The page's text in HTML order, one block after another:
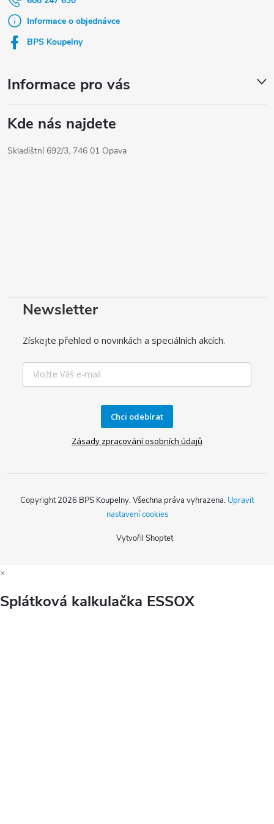
Informace o objednávce
BPS Koupelny
Informace pro vás
Kde nás najdete
Skladištní 692/3, 746 01 Opava
Newsletter
Získejte přehled o novinkách a speciálních akcích.
Chci odebírat
Zásady zpracování osobních údajů
Vytvořil Shoptet
Copyright 2026 BPS Koupelny. Všechna práva vyhrazena. Upravit
nastavení cookies
×
Splátková kalkulačka ESSOX